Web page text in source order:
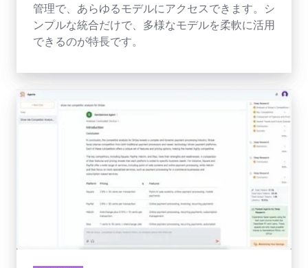
管理で、あらゆるモデルにアクセスできます。シ
ンプルな統合だけで、多様なモデルを柔軟に活用
できるのが特長です。
Deep
Research